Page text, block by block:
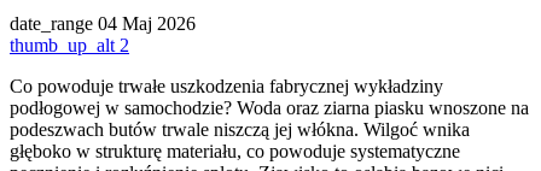
date_range 04 Maj 2026
thumb_up_alt 2
Co powoduje trwałe uszkodzenia fabrycznej wykładziny
podłogowej w samochodzie? Woda oraz ziarna piasku wnoszone na
podeszwach butów trwale niszczą jej włókna. Wilgoć wnika
głęboko w strukturę materiału, co powoduje systematyczne